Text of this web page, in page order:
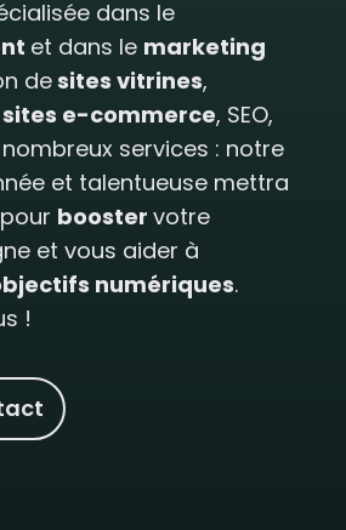
dans le
et dans le marketing
desites vitrines,
sites e-commerce, SEO,
nombreux services : notre
et talentueuse mettra
booster votre
et vous aider à
numériques.
!